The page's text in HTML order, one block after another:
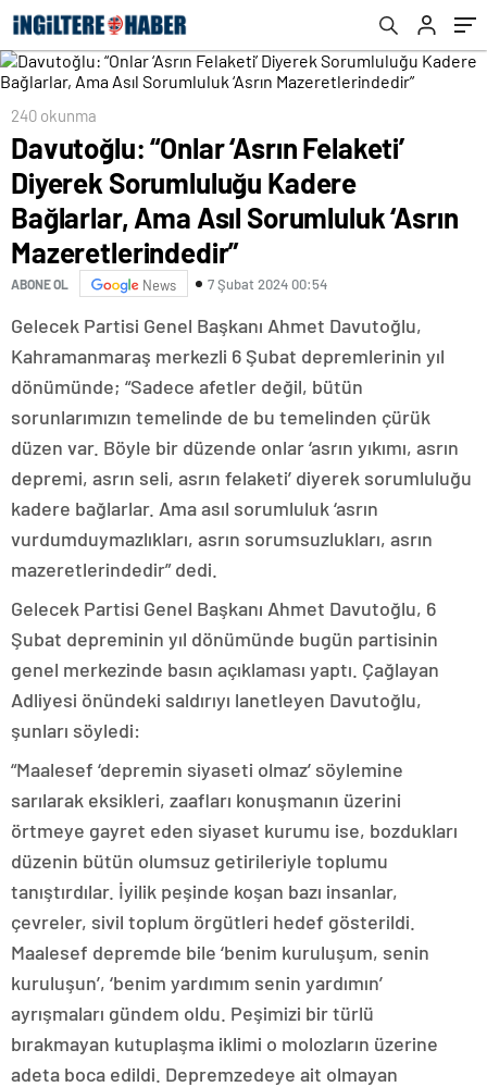
Sorumluluk ‘Asrın Mazeretlerindedir”
240 okunma
Davutoğlu: “Onlar ‘Asrın Felaketi’
Diyerek Sorumluluğu Kadere
Bağlarlar, Ama Asıl Sorumluluk ‘Asrın
Mazeretlerindedir”
ABONE OL News 7 Şubat 2024 00:54
Gelecek Partisi Genel Başkanı Ahmet Davutoğlu,
Kahramanmaraş merkezli 6 Şubat depremlerinin yıl
dönümünde; “Sadece afetler değil, bütün
sorunlarımızın temelinde de bu temelinden çürük
düzen var. Böyle bir düzende onlar ‘asrın yıkımı, asrın
depremi, asrın seli, asrın felaketi’ diyerek sorumluluğu
kadere bağlarlar. Ama asıl sorumluluk ‘asrın
vurdumduymazlıkları, asrın sorumsuzlukları, asrın
mazeretlerindedir” dedi.
Gelecek Partisi Genel Başkanı Ahmet Davutoğlu, 6
Şubat depreminin yıl dönümünde bugün partisinin
genel merkezinde basın açıklaması yaptı. Çağlayan
Adliyesi önündeki saldırıyı lanetleyen Davutoğlu,
şunları söyledi:
“Maalesef ‘depremin siyaseti olmaz’ söylemine
sarılarak eksikleri, zaafları konuşmanın üzerini
örtmeye gayret eden siyaset kurumu ise, bozdukları
düzenin bütün olumsuz getirileriyle toplumu
tanıştırdılar. İyilik peşinde koşan bazı insanlar,
çevreler, sivil toplum örgütleri hedef gösterildi.
Maalesef depremde bile ‘benim kuruluşum, senin
kuruluşun’, ‘benim yardımım senin yardımın’
ayrışmaları gündem oldu. Peşimizi bir türlü
bırakmayan kutuplaşma iklimi o molozların üzerine
adeta boca edildi. Depremzedeye ait olmayan